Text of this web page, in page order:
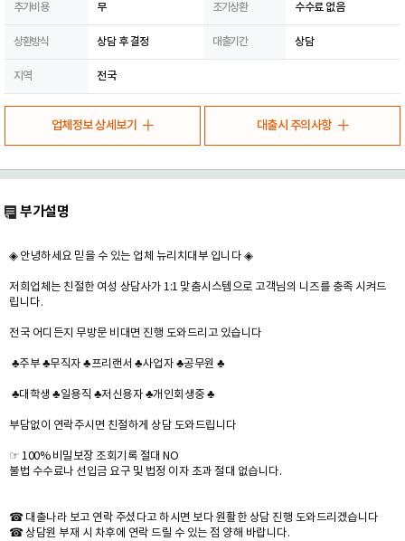
추가비용 무 조기상환 수수료 없음
상환방식 상담 후 결정 대출기간 상담
지역 전국
업체정보 상세보기 대출시 주의사항
부가설명
◈ 안녕하세요 믿을 수 있는 업체 뉴리치대부 입니다 ◈
저희업체는 친절한 여성 상담사가 1:1 맞춤시스템으로 고객님의 니즈를 충족 시켜드
립니다.
전국 어디든지 무방문 비대면 진행 도와드리고 있습니다
♣주부 ♣무직자 ♣프리랜서 ♣사업자 ♣공무원 ♣
♣대학생 ♣일용직 ♣저신용자 ♣개인회생중 ♣
부담없이 연락주시면 친절하게 상담 도와드립니다
☞ 100% 비밀보장 조회기록 절대 NO
불법 수수료나 선입금 요구 및 법정 이자 초과 절대 없습니다.
☎ 대출나라 보고 연락 주셨다고 하시면 보다 원활한 상담 진행 도와드리겠습니다
☎ 상담원 부재 시 차후에 연락 드릴 수 있는 점 양해 바랍니다.